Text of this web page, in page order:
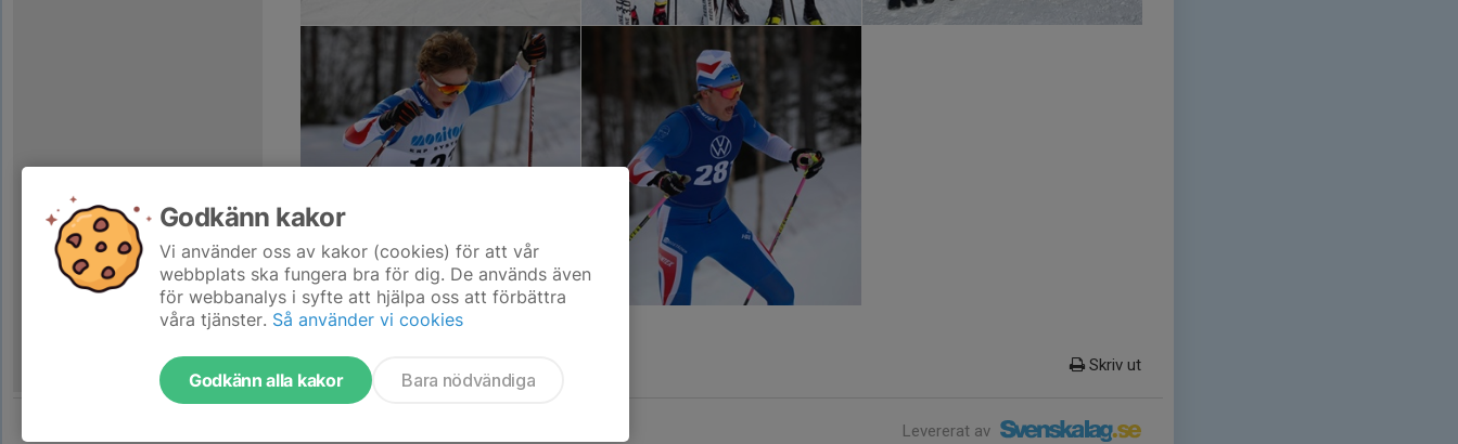
Skriv ut
Levererat av
Godkänn kakor
Vi använder oss av kakor (cookies) för att vår
webbplats ska fungera bra för dig. De används även
för webbanalys i syfte att hjälpa oss att förbättra
våra tjänster. Så använder vi cookies
Godkänn alla kakor Bara nödvändiga